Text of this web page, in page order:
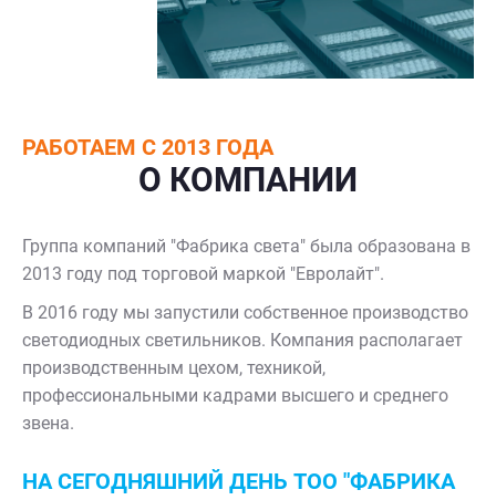
РАБОТАЕМ С 2013 ГОДА
О КОМПАНИИ
Группа компаний "Фабрика света" была образована в
2013 году под торговой маркой "Евролайт".
В 2016 году мы запустили собственное производство
светодиодных светильников. Компания располагает
производственным цехом, техникой,
профессиональными кадрами высшего и среднего
звена.
НА СЕГОДНЯШНИЙ ДЕНЬ ТОО "ФАБРИКА